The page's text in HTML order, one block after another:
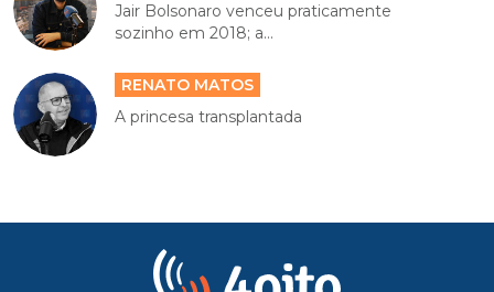
Jair Bolsonaro venceu praticamente
sozinho em 2018; a...
RENATO MATOS
A princesa transplantada